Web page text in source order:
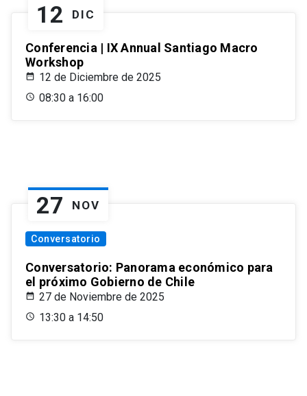
12 DIC
Conferencia | IX Annual Santiago Macro
Workshop
12 de Diciembre de 2025
08:30 a 16:00
27 NOV
Conversatorio
Conversatorio: Panorama económico para
el próximo Gobierno de Chile
27 de Noviembre de 2025
13:30 a 14:50